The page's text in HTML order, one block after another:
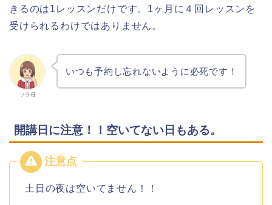
きるのは1レッスンだけです。1ヶ月に４回レッスンを
受けられるわけではありません。
ソラ母
いつも予約し忘れないように必死です！
開講日に注意！！空いてない日もある。
土日の夜は空いてません！！